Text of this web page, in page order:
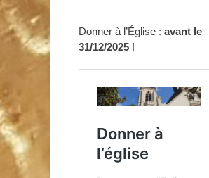
Donner à l’Église : avant le
31/12/2025 !